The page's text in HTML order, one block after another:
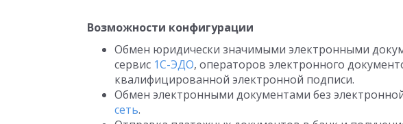
Возможности конфигурации
Обмен юридически значимыми электронными
сервис 1С-ЭДО, операторов электронного
квалифицированной электронной подписи.
Обмен электронными документами без
сеть.